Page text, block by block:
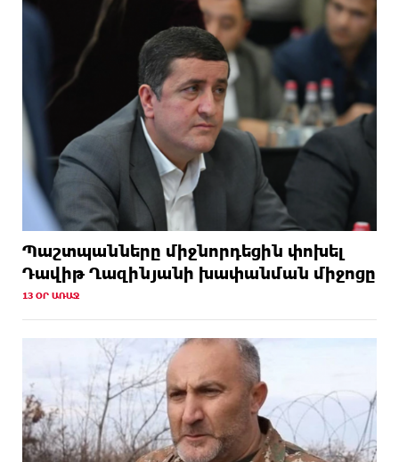
Պաշտպանները միջնորդեցին փոխել
Դավիթ Ղազինյանի խափանման միջոցը
13 ՕՐ ԱՌԱՋ